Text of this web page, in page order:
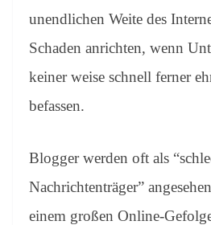
unendlichen Weite des
Schaden anrichten, wenn
keiner weise schnell ferner
befassen.
Blogger werden oft als
Nachrichtenträger”
einem großen Online-